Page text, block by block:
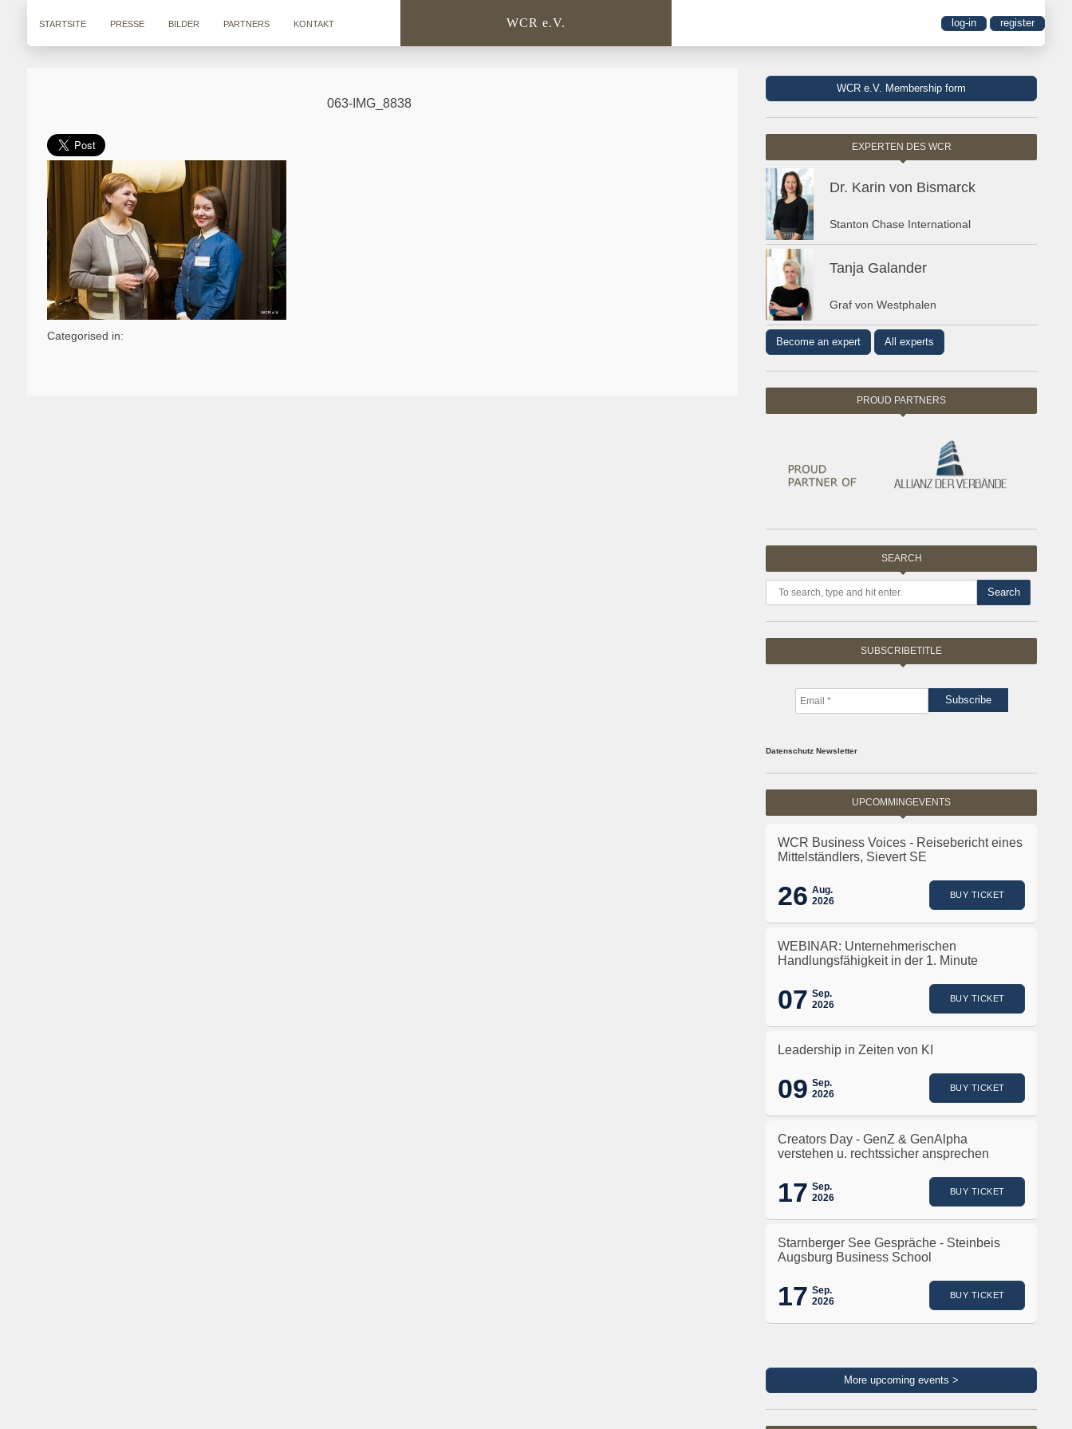
STARTSITE PRESSE BILDER PARTNERS KONTAKT WCR e.V. log-in register
063-IMG_8838
Categorised in:
WCR e.V. Membership form
EXPERTEN DES WCR
Dr. Karin von Bismarck
Stanton Chase International
Tanja Galander
Graf von Westphalen
Become an expert All experts
PROUD PARTNERS
SEARCH
Search
SUBSCRIBETITLE
Datenschutz Newsletter
UPCOMMINGEVENTS
WCR Business Voices - Reisebericht eines
Mittelständlers, Sievert SE
26 Aug.
2026
BUY TICKET
WEBINAR: Unternehmerischen
Handlungsfähigkeit in der 1. Minute
07 Sep.
2026
BUY TICKET
Leadership in Zeiten von KI
09 Sep.
2026
BUY TICKET
Creators Day - GenZ & GenAlpha
verstehen u. rechtssicher ansprechen
17 Sep.
2026
BUY TICKET
Starnberger See Gespräche - Steinbeis
Augsburg Business School
17 Sep.
2026
BUY TICKET
More upcoming events >